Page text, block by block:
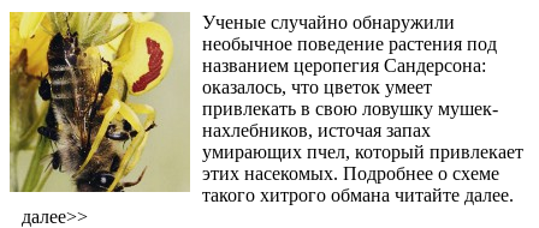
Ученые случайно обнаружили
необычное поведение растения под
названием церопегия Сандерсона:
оказалось, что цветок умеет
привлекать в свою ловушку мушек-
нахлебников, источая запах
умирающих пчел, который привлекает
этих насекомых. Подробнее о схеме
такого хитрого обмана читайте далее.
далее>>